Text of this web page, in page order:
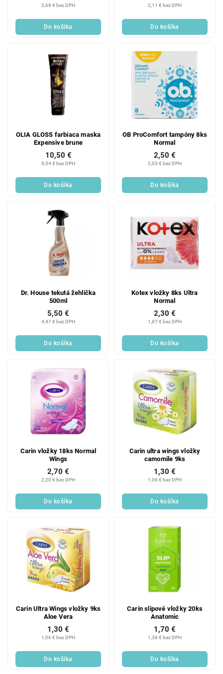
2,68 € bez DPH
cena:
Do košíka
2,11 € bez DPH
cena:
Do košíka
OLIA GLOSS farbiaca maska
Expensive brune
8,54 € bez DPH
10,50 €
Do košíka
OB ProComfort tampóny 8ks
Normal
2,03 € bez DPH
2,50 €
Do košíka
Dr. House tekutá žehlička
500ml
4,47 € bez DPH
5,50 €
Do košíka
Kotex vložky 8ks Ultra
Normal
1,87 € bez DPH
2,30 €
Do košíka
Carin vložky 18ks Normal
Wings
2,20 € bez DPH
2,70 €
Do košíka
Carin ultra wings vložky
camomile 9ks
1,06 € bez DPH
1,30 €
Do košíka
Carin Ultra Wings vložky 9ks
Aloe Vera
1,06 € bez DPH
1,30 €
Do košíka
Carin slipové vložky 20ks
Anatomic
1,38 € bez DPH
1,70 €
Do košíka